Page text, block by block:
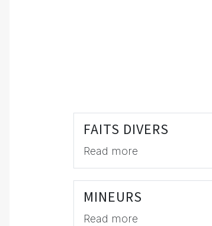
FAITS DIVERS
Read more
MINEURS
Read more